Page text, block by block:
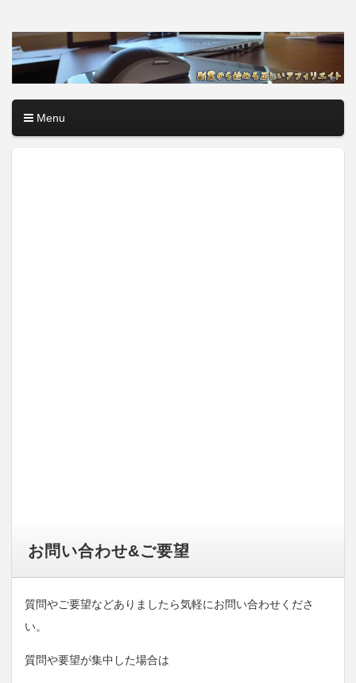
アフィリエイトロード【副
業から始める正しいアフィ
リエイト】
やり方を無料公開中。基礎講座からノウハウまでを当サイト
で記事として紹介しているので、パソコン初心者でも分かり
やすく解説しているので大丈夫＾＾
Menu
お問い合わせ&ご要望
質問やご要望などありましたら気軽にお問い合わせくださ
い。
質問や要望が集中した場合は